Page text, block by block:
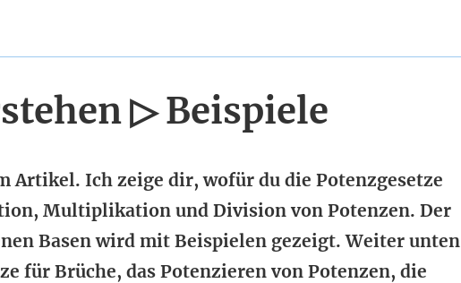
▷ Beispiele
Artikel. Ich zeige dir, wofür du die Potenzgesetze
Multiplikation und Division von Potenzen. Der
Basen wird mit Beispielen gezeigt. Weiter unten
für Brüche, das Potenzieren von Potenzen, die